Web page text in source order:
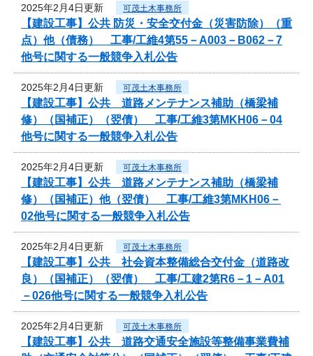
2025年2月4日更新 可茂土木事務所
【建設工事】公共 防災・安全交付金（災害防除）（重
点）他（債務） 工事/工維4第55－A003－B062－7
他号に関する一般競争入札公告
2025年2月4日更新 可茂土木事務所
【建設工事】公共 道路メンテナンス補助（橋梁補
修）（国補正）（翌債） 工事/工維3第MKH06－04
他号に関する一般競争入札公告
2025年2月4日更新 可茂土木事務所
【建設工事】公共 道路メンテナンス補助（橋梁補
修）（国補正）他（翌債） 工事/工維3第MKH06－
02他号に関する一般競争入札公告
2025年2月4日更新 可茂土木事務所
【建設工事】公共 社会資本整備総合交付金（道路改
良）（国補正）（翌債） 工事/工建2第R6－1－A01
－026他号に関する一般競争入札公告
2025年2月4日更新 可茂土木事務所
【建設工事】公共 道路交通安全施設等整備事業費補